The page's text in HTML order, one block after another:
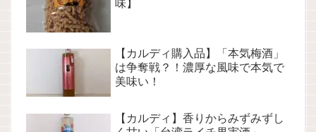
味】
【カルディ購入品】「本気梅酒」
は争奪戦？！濃厚な風味で本気で
美味い！
【カルディ】香りからみずみずし